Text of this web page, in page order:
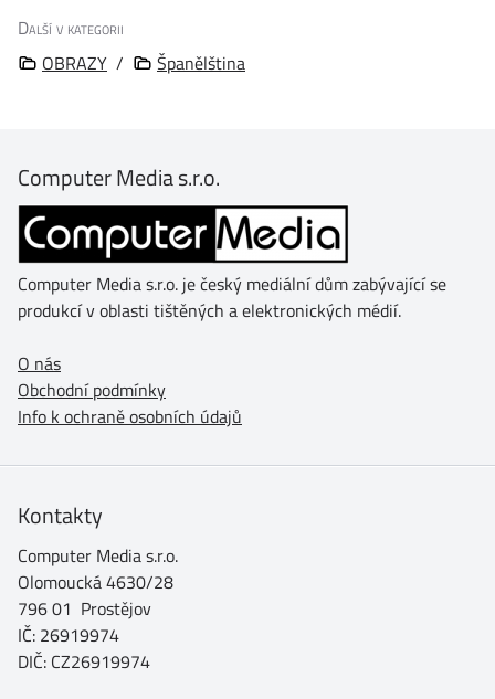
Další v kategorii
OBRAZY / Španělština
Computer Media s.r.o.
Computer Media s.r.o. je český mediální dům zabývající se
produkcí v oblasti tištěných a elektronických médií.
O nás
Obchodní podmínky
Info k ochraně osobních údajů
Kontakty
Computer Media s.r.o.
Olomoucká 4630/28
796 01 Prostějov
IČ: 26919974
DIČ: CZ26919974